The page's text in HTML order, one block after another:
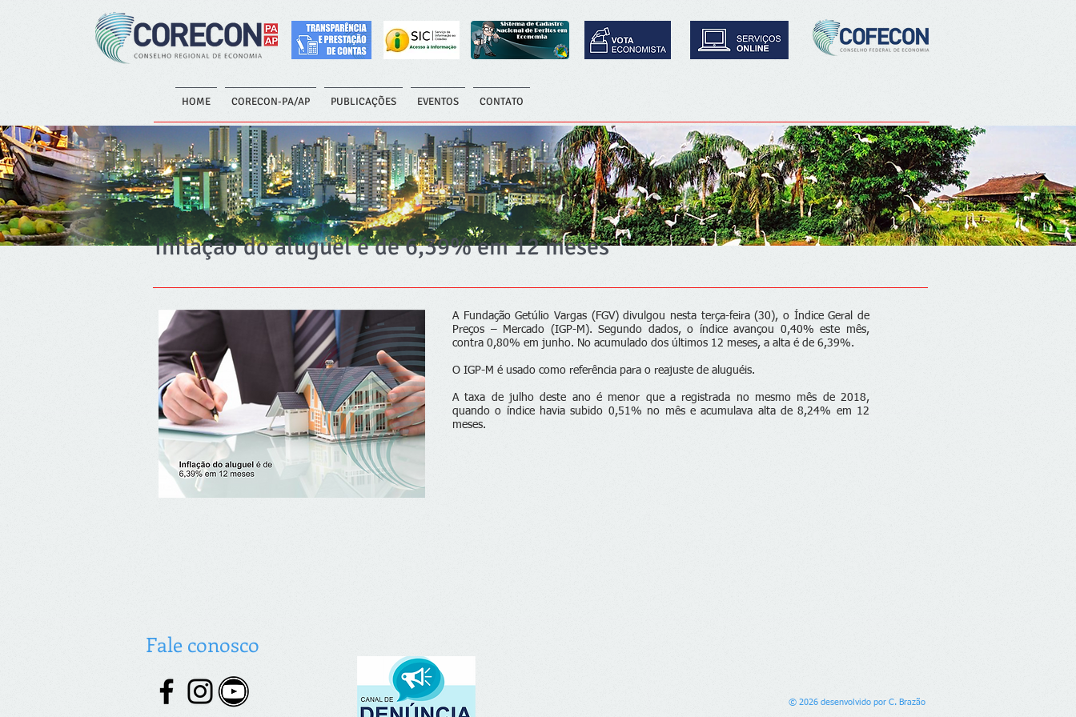
HOME CORECON-PA/AP PUBLICAÇÕES EVENTOS CONTATO
Inflação do aluguel é de 6,39% em 12 meses
A Fundação Getúlio Vargas (FGV) divulgou nesta terça-feira (30), o Índice Geral de
Preços – Mercado (IGP-M). Segundo dados, o índice avançou 0,40% este mês,
contra 0,80% em junho. No acumulado dos últimos 12 meses, a alta é de 6,39%.
O IGP-M é usado como referência para o reajuste de aluguéis.
A taxa de julho deste ano é menor que a registrada no mesmo mês de 2018,
quando o índice havia subido 0,51% no mês e acumulava alta de 8,24% em 12
meses.
Fale conosco
© 2026 desenvolvido por C. Brazão